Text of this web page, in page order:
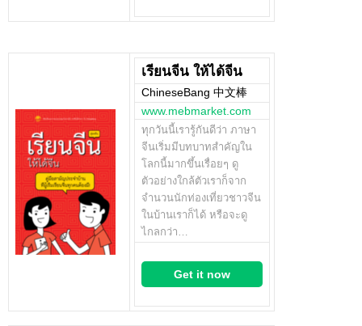
เรียนจีน ให้ได้จีน
ChineseBang 中文棒
www.mebmarket.com
ทุกวันนี้เรารู้กันดีว่า ภาษา
จีนเริ่มมีบทบาทสำคัญใน
โลกนี้มากขึ้นเรื่อยๆ ดู
ตัวอย่างใกล้ตัวเราก็จาก
จำนวนนักท่องเที่ยวชาวจีน
ในบ้านเราก็ได้ หรือจะดู
ไกลกว่า…
Get it now